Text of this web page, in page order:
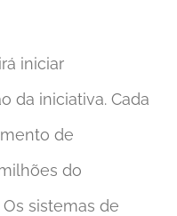
iniciar
da iniciativa. Cada
de
do
Os sistemas de